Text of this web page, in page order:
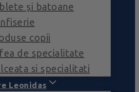
și batoane
copii
de specialitate
si specialitati
Leonidas